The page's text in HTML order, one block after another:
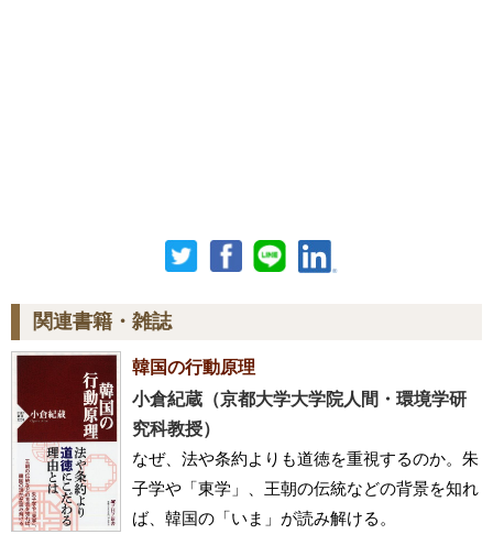
関連書籍・雑誌
韓国の行動原理
小倉紀蔵（京都大学大学院人間・環境学研
究科教授）
なぜ、法や条約よりも道徳を重視するのか。朱
子学や「東学」、王朝の伝統などの背景を知れ
ば、韓国の「いま」が読み解ける。